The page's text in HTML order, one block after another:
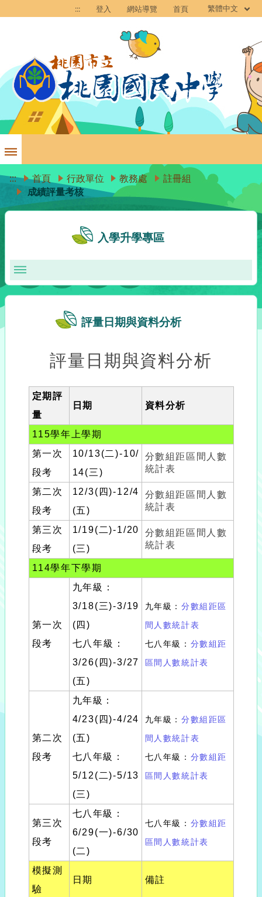
::: 登入 網站導覽 首頁 繁體中文
::: 首頁 行政單位 教務處
註冊組
成績評量考核
入學升學專區
評量日期與資料分析
評量日期與資料分析
定期評
量
日期 資料分析
115學年上學期
第一次
段考
10/13(二)-10/
14(三)
分數組距區間人數
統計表
第二次
段考
12/3(四)-12/4
(五)
分數組距區間人數
統計表
第三次
段考
1/19(二)-1/20
(三)
分數組距區間人數
統計表
114學年下學期
第一次
段考
九年級：
3/18(三)-3/19
(四)
七八年級：
3/26(四)-3/27
(五)
九年級： 分數組距區
間人數統計表
七八年級： 分數組距
區間人數統計表
第二次
段考
九年級：
4/23(四)-4/24
(五)
七八年級：
5/12(二)-5/13
(三)
九年級： 分數組距區
間人數統計表
七八年級： 分數組距
區間人數統計表
第三次
段考
七八年級：
6/29(一)-6/30
(二)
七八年級： 分數組距
區間人數統計表
模擬測
驗
日期 備註